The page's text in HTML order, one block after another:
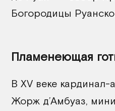
Богородицы
Пламенеющая
В XV веке кардинал-
Жорж д’Амбуаз,